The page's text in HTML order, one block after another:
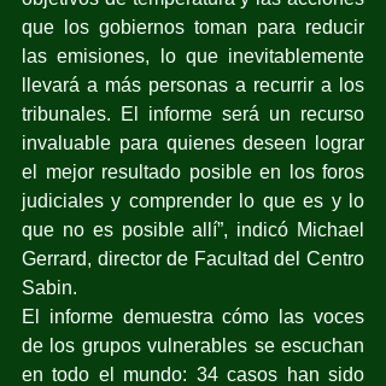
que los gobiernos toman para reducir
las emisiones, lo que inevitablemente
llevará a más personas a recurrir a los
tribunales. El informe será un recurso
invaluable para quienes deseen lograr
el mejor resultado posible en los foros
judiciales y comprender lo que es y lo
que no es posible allí”, indicó Michael
Gerrard, director de Facultad del Centro
Sabin.
El informe demuestra cómo las voces
de los grupos vulnerables se escuchan
en todo el mundo: 34 casos han sido